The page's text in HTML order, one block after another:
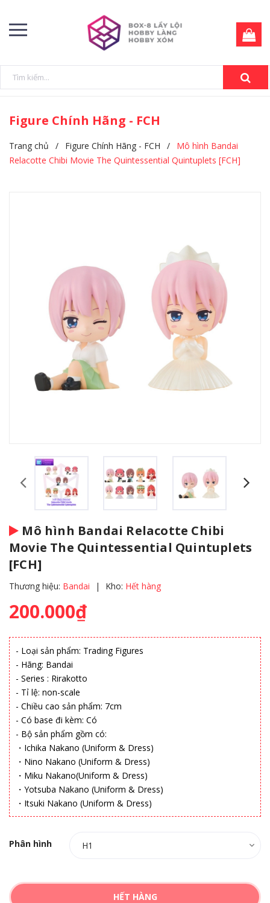
Figure Chính Hãng - FCH
Trang chủ / Figure Chính Hãng - FCH /
Mô hình Bandai
Relacotte Chibi Movie The Quintessential Quintuplets [FCH]
Mô hình Bandai Relacotte Chibi
Movie The Quintessential Quintuplets
[FCH]
Thương hiệu: Bandai | Kho: Hết hàng
200.000₫
- Loại sản phẩm: Trading Figures
- Hãng: Bandai
- Series : Rirakotto
- Tỉ lệ: non-scale
- Chiều cao sản phẩm: 7cm
- Có base đi kèm: Có
- Bộ sản phẩm gồm có:
・Ichika Nakano (Uniform & Dress)
・Nino Nakano (Uniform & Dress)
・Miku Nakano(Uniform & Dress)
・Yotsuba Nakano (Uniform & Dress)
・Itsuki Nakano (Uniform & Dress)
Phân hình
HẾT HÀNG